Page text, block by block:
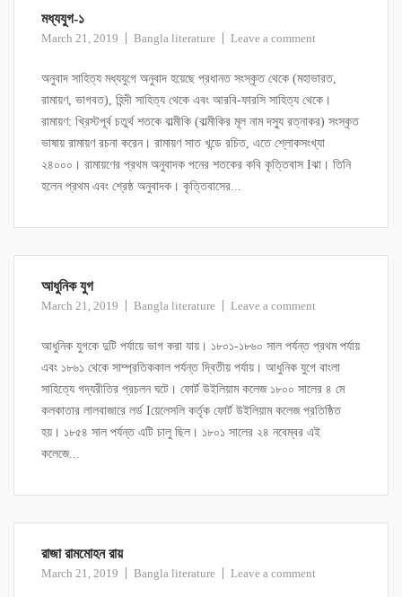
মধ্যযুগ-১
March 21, 2019 Bangla literature Leave a comment
অনুবাদ সাহিত্য মধ্যযুগে অনুবাদ হয়েছে প্রধানত সংস্কৃত থেকে (মহাভারত,
রামায়ণ, ভাগবত), হিন্দী সাহিত্য থেকে এবং আরবি-ফারসি সাহিত্য থেকে।
রামায়ণ: খ্রিস্টপূর্ব চতুর্থ শতকে বাল্মীকি (বাল্মীকির মূল নাম দস্যু রত্নাকর) সংস্কৃত
ভাষায় রামায়ণ রচনা করেন। রামায়ণ সাত খন্ডে রচিত, এতে শ্লোকসংখ্যা
২৪০০০। রামায়ণের প্রথম অনুবাদক পনের শতকের কবি কৃত্তিবাস Iঝা। তিনি
হলেন প্রথম এবং শ্রেষ্ঠ অনুবাদক। কৃত্তিবাসের...
আধুনিক যুগ
March 21, 2019 Bangla literature Leave a comment
আধুনিক যুগকে দুটি পর্যায়ে ভাগ করা যায়। ১৮০১-১৮৬০ সাল পর্যন্ত প্রথম পর্যায়
এবং ১৮৬১ থেকে সাম্প্রতিককাল পর্যন্ত দ্বিতীয় পর্যায়। আধুনিক যুগে বাংলা
সাহিত্যে গদ্যরীতির প্রচলন ঘটে। ফোর্ট উইলিয়াম কলেজ ১৮০০ সালের ৪ মে
কলকাতার লালবাজারে লর্ড Iয়েলেসলি কর্তৃক ফোর্ট উইলিয়াম কলেজ প্রতিষ্ঠিত
হয়। ১৮৫৪ সাল পর্যন্ত এটি চালু ছিল। ১৮০১ সালের ২৪ নবেম্বর এই
কলেজে...
রাজা রামমোহন রায়
March 21, 2019 Bangla literature Leave a comment